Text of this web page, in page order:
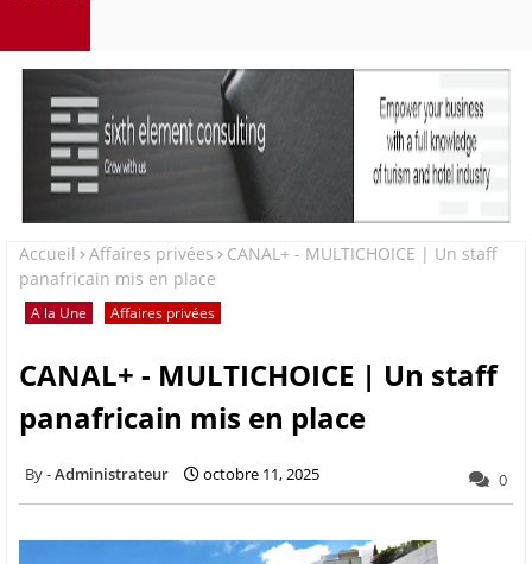
Accueil Affaires privées
CANAL+ - MULTICHOICE | Un staff
panafricain mis en place
A la Une Affaires privées
CANAL+ - MULTICHOICE | Un staff
panafricain mis en place
Administrateur octobre 11, 2025 0